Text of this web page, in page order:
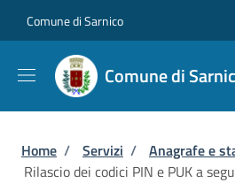
Comune di Sarnico
Comune di
Briciole di pane
Home / Servizi / Anagrafe e
Rilascio dei codici PIN e PUK a